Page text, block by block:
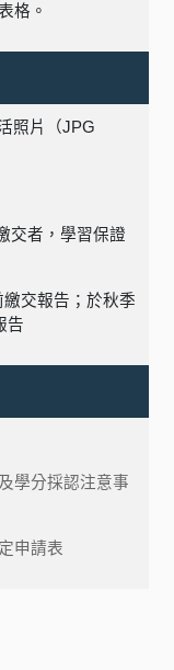
格。
照片（JPG
交者，學習保證
繳交報告；於秋季
告
學分採認注意事
申請表